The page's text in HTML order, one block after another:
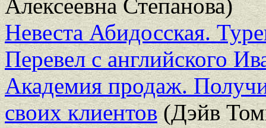
Алексеевна Степанова)
Невеста Абидосская.
Перевел с английского
Академия продаж.
своих клиентов(Дэйв